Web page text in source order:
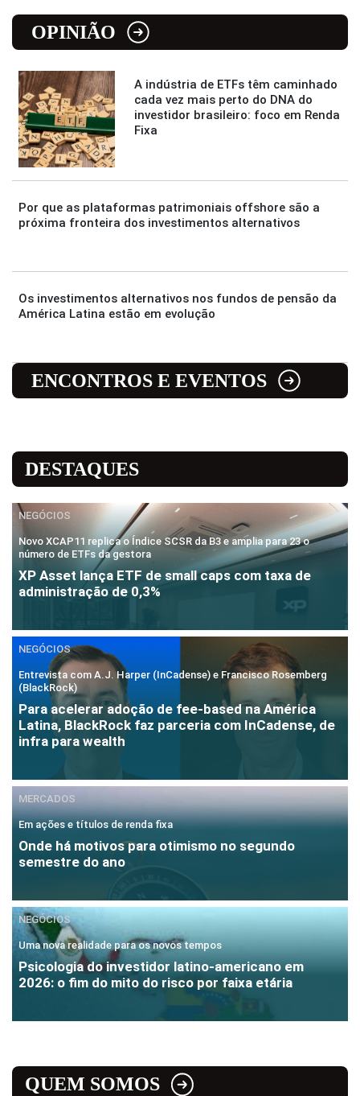
OPINIÃO
A indústria de ETFs têm caminhado
cada vez mais perto do DNA do
investidor brasileiro: foco em Renda
Fixa
Por que as plataformas patrimoniais offshore são a
próxima fronteira dos investimentos alternativos
Os investimentos alternativos nos fundos de pensão da
América Latina estão em evolução
ENCONTROS E EVENTOS
DESTAQUES
NEGÓCIOS
Novo XCAP11 replica o Índice SCSR da B3 e amplia para 23 o
número de ETFs da gestora
XP Asset lança ETF de small caps com taxa de
administração de 0,3%
NEGÓCIOS
Entrevista com A.J. Harper (InCadense) e Francisco Rosemberg
(BlackRock)
Para acelerar adoção de fee-based na América
Latina, BlackRock faz parceria com InCadense, de
infra para wealth
MERCADOS
Em ações e títulos de renda fixa
Onde há motivos para otimismo no segundo
semestre do ano
NEGÓCIOS
Uma nova realidade para os novos tempos
Psicologia do investidor latino-americano em
2026: o fim do mito do risco por faixa etária
QUEM SOMOS